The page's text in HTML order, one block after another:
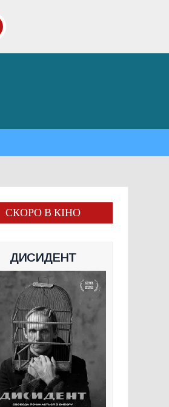
СКОРО В КІНО
ДИСИДЕНТ